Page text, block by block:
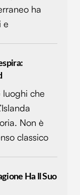
ha
e
luoghi che
Non è
classico
Ha Il Suo